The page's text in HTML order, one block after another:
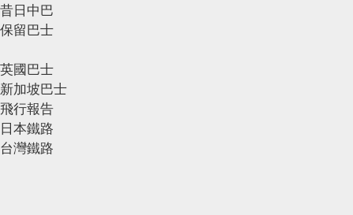
昔日中巴
保留巴士
英國巴士
新加坡巴士
飛行報告
日本鐵路
台灣鐵路